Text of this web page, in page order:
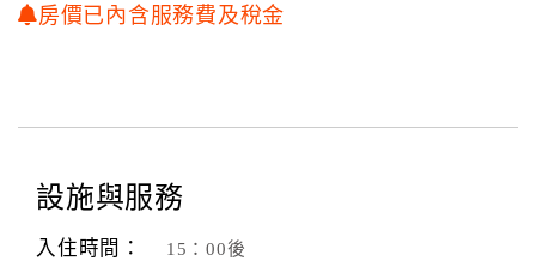
戶
客
服
房價已內含服務費及稅金
設施與服務
入住時間： 15：00後